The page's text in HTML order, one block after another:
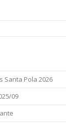
Santa Pola 2026
09